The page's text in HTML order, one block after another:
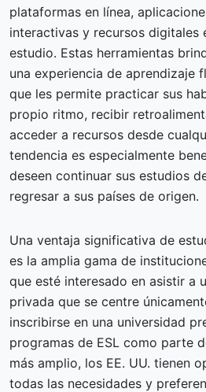
plataformas en línea,
interactivas y recursos digitales
estudio. Estas herramientas
una experiencia de aprendizaje
que les permite practicar sus
propio ritmo, recibir
acceder a recursos desde
tendencia es especialmente
deseen continuar sus estudios
regresar a sus países de origen.
Una ventaja significativa de
es la amplia gama de
que esté interesado en asistir a
privada que se centre
inscribirse en una universidad
programas de ESL como parte
más amplio, los EE. UU. tienen
todas las necesidades y